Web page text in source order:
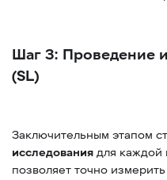
Шаг 3: Проведение
(SL)
Заключительным этапом
исследования для каждой
позволяет точно